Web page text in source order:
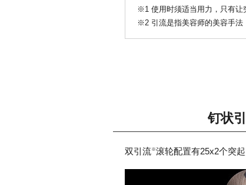
※1 使用时须适当用力，只有让
※2 引流是指美容师的美容手法
钉状
双引流※滚轮配置有25x2个突